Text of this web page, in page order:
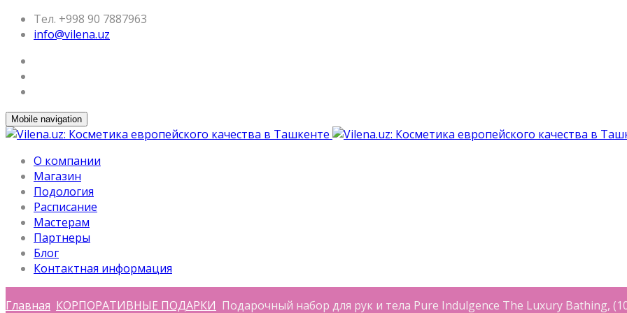
Тел. +998 90 7887963
info@vilena.uz
Mobile navigation
О компании
Магазин
Подология
Расписание
Мастерам
Партнеры
Блог
Контактная информация
Главная КОРПОРАТИВНЫЕ ПОДАРКИ Подарочный набор для рук и тела Pure Indulgence The Luxury Bathing,